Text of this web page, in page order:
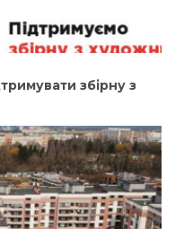
збірну з